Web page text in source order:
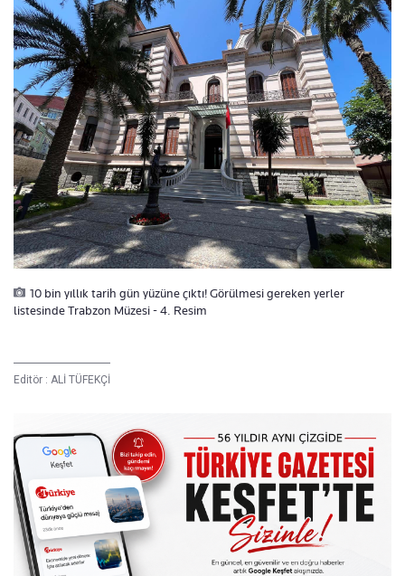
10 bin yıllık tarih gün yüzüne çıktı! Görülmesi gereken yerler
listesinde Trabzon Müzesi - 4. Resim
Editör : ALİ TÜFEKÇİ